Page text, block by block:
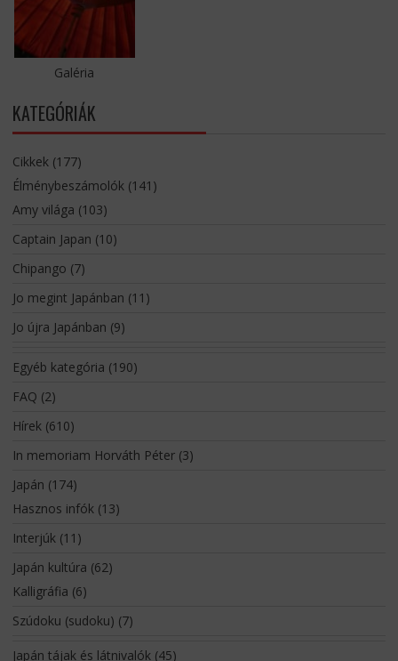
Galéria
KATEGÓRIÁK
Cikkek(177)
Élménybeszámolók(141)
Amy világa (103)
Captain Japan (10)
Chipango (7)
Jo megint Japánban (11)
Jo újra Japánban (9)
Egyéb kategória (190)
FAQ (2)
Hírek(610)
In memoriam Horváth Péter(3)
Japán (174)
Hasznos infók(13)
Interjúk(11)
Japán kultúra (62)
Kalligráfia (6)
Szúdoku (sudoku) (7)
Japán tájak és látnivalók(45)